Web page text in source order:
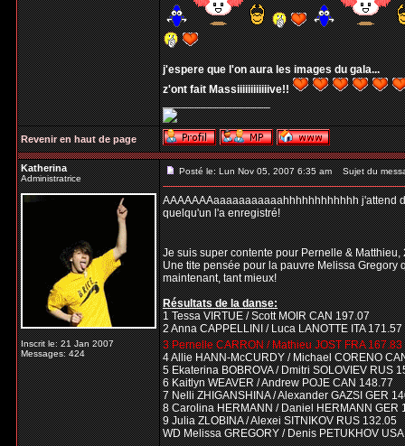
j'espere que l'on aura les images du gala...
z'ont fait Massiiiiiiiiiiiive!!
_________________
Revenir en haut de page
Katherina
Administratrice
Inscrit le: 21 Jan 2007
Messages: 424
Posté le: Lun Nov 05, 2007 6:35 am Sujet du
AAAAAAAaaaaaaaaaaahhhhhhhhhhhh j'attend
quelqu'un l'a enregistré!
Je suis super contente pour Pernelle &
Une tite pensée pour la pauvre Melissa
maintenant, tant mieux!
Résultats de la danse:
1 Tessa VIRTUE / Scott MOIR CAN 197.07
2 Anna CAPPELLINI / Luca LANOTTE ITA 171.57
3 Pernelle CARRON / Mathieu JOST FRA 167.83
4 Allie HANN-McCURDY / Michael CORENO
5 Ekaterina BOBROVA / Dmitri SOLOVIEV RUS
6 Kaitlyn WEAVER / Andrew POJE CAN 148.77
7 Nelli ZHIGANSHINA / Alexander GAZSI GER
8 Carolina HERMANN / Daniel HERMANN GER
9 Julia ZLOBINA / Alexei SITNIKOV RUS 132.05
WD Melissa GREGORY / Denis PETUKHOV USA